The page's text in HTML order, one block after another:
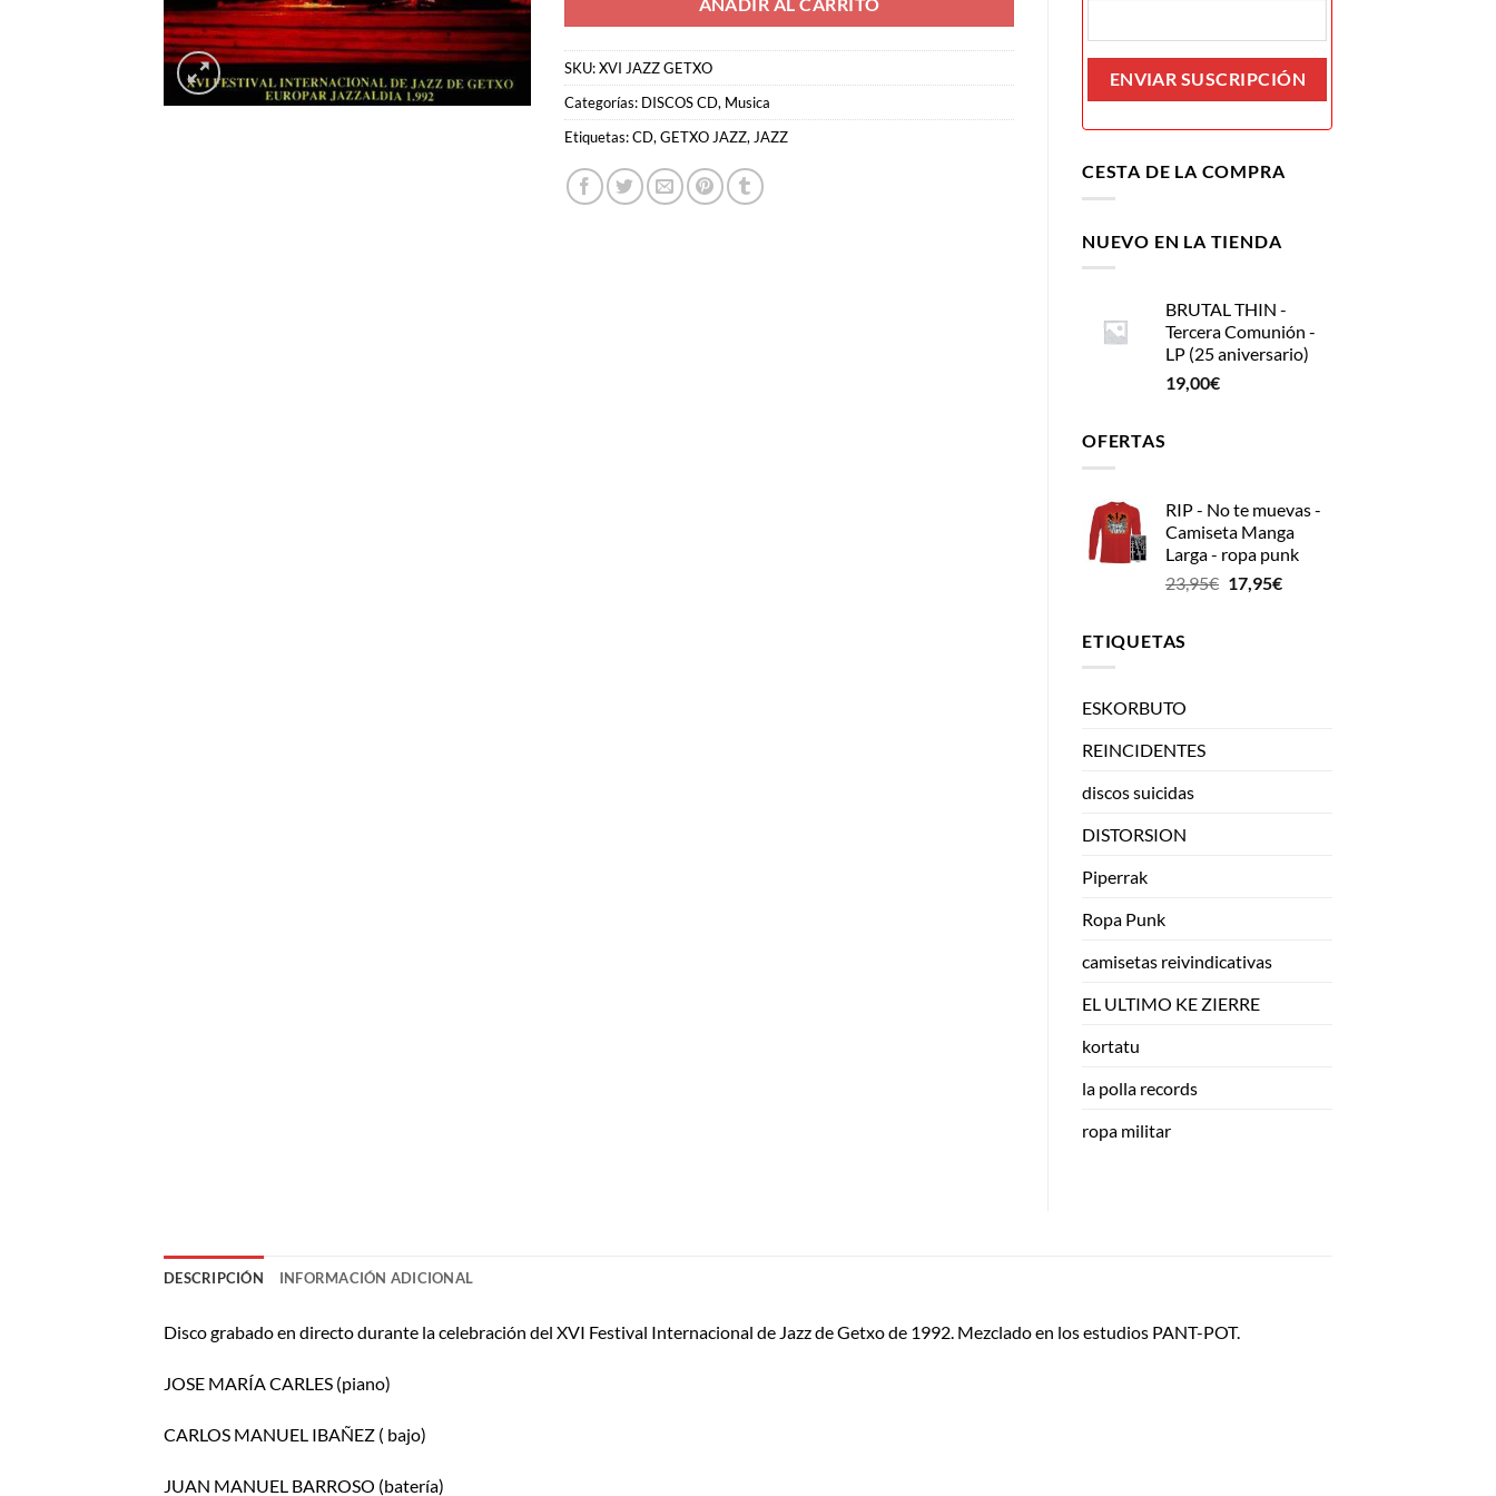
AÑADIR AL CARRITO
SKU:XVI JAZZ GETXO
Categorías: DISCOS CD, Musica
Etiquetas:CD, GETXO JAZZ, JAZZ
CESTA DE LA COMPRA
NUEVO EN LA TIENDA
BRUTAL THIN -
Tercera Comunión -
LP (25 aniversario)
19,00€
OFERTAS
RIP - No te muevas -
Camiseta Manga
Larga - ropa punk
23,95€ El
17,95€El
ETIQUETAS
ESKORBUTO
REINCIDENTES
discos suicidas
DISTORSION
Piperrak
Ropa Punk
camisetas reivindicativas
EL ULTIMO KE ZIERRE
kortatu
la polla records
ropa militar
DESCRIPCIÓN INFORMACIÓN ADICIONAL
Disco grabado en directo durante la celebración del XVI Festival Internacional de Jazz de Getxo de 1992. Mezclado en los estudios PANT-POT.
JOSE MARÍA CARLES (piano)
CARLOS MANUEL IBAÑEZ ( bajo)
JUAN MANUEL BARROSO (batería)